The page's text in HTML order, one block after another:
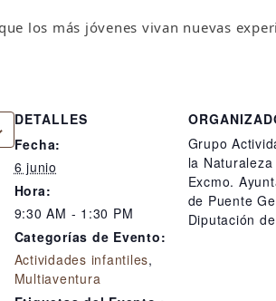
los más jóvenes vivan nuevas
DETALLES
Fecha:
6 junio
Hora:
9:30 AM - 1:30 PM
Categorías de Evento:
Actividades infantiles,
Multiaventura
Grupo
la Naturaleza
Excmo.
de Puente
Diputación